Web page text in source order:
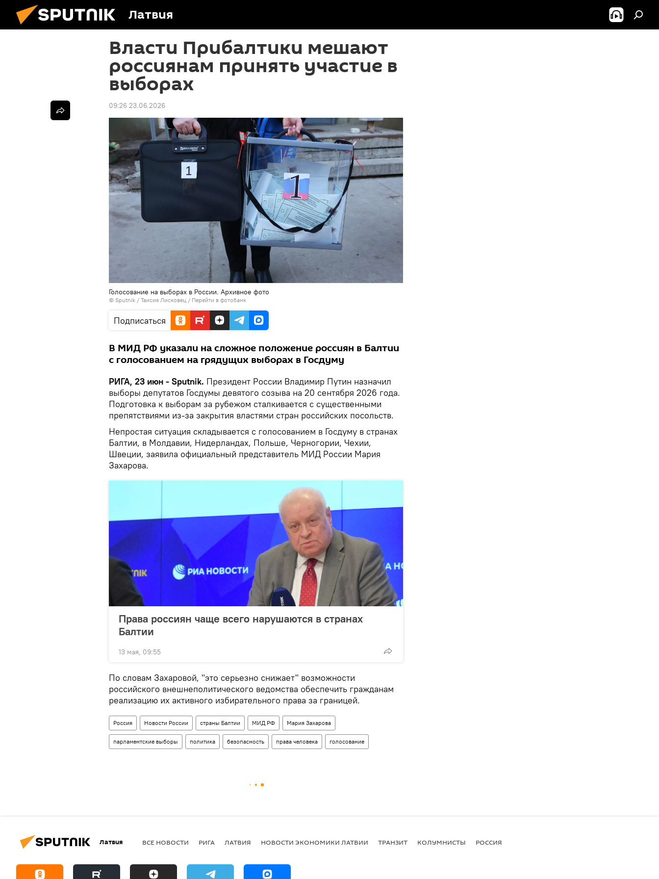
Латвия
Власти Прибалтики мешают
россиянам принять участие в
выборах
09:26 23.06.2026
Голосование на выборах в России. Архивное фото
© Sputnik / Таисия Лисковец / Перейти в фотобанк
Подписаться
В МИД РФ указали на сложное положение россиян в Балтии
с голосованием на грядущих выборах в Госдуму
РИГА, 23 июн - Sputnik. Президент России Владимир Путин назначил
выборы депутатов Госдумы девятого созыва на 20 сентября 2026 года.
Подготовка к выборам за рубежом сталкивается с существенными
препятствиями из-за закрытия властями стран российских посольств.
Непростая ситуация складывается с голосованием в Госдуму в странах
Балтии, в Молдавии, Нидерландах, Польше, Черногории, Чехии,
Швеции, заявила официальный представитель МИД России Мария
Захарова.
Права россиян чаще всего нарушаются в странах
Балтии
13 мая, 09:55
По словам Захаровой, "это серьезно снижает" возможности
российского внешнеполитического ведомства обеспечить гражданам
реализацию их активного избирательного права за границей.
Россия Новости России страны Балтии МИД РФ Мария Захарова
парламентские выборы политика безопасность права человека голосование
Латвия ВСЕ НОВОСТИ РИГА ЛАТВИЯ НОВОСТИ ЭКОНОМИКИ ЛАТВИИ ТРАНЗИТ КОЛУМНИСТЫ РОССИЯ